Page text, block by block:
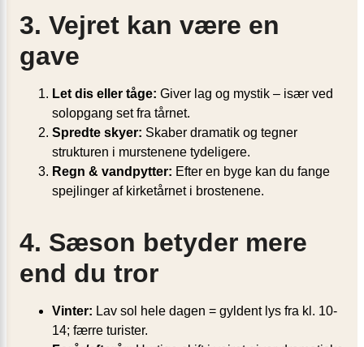
3. Vejret kan være en
gave
Let dis eller tåge: Giver lag og mystik – især ved
solopgang set fra tårnet.
Spredte skyer: Skaber dramatik og tegner
strukturen i murstenene tydeligere.
Regn & vandpytter: Efter en byge kan du fange
spejlinger af kirketårnet i brostenene.
4. Sæson betyder mere
end du tror
Vinter: Lav sol hele dagen = gyldent lys fra kl. 10-
14; færre turister.